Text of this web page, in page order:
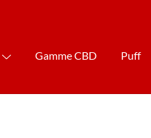
Gamme CBD Puff